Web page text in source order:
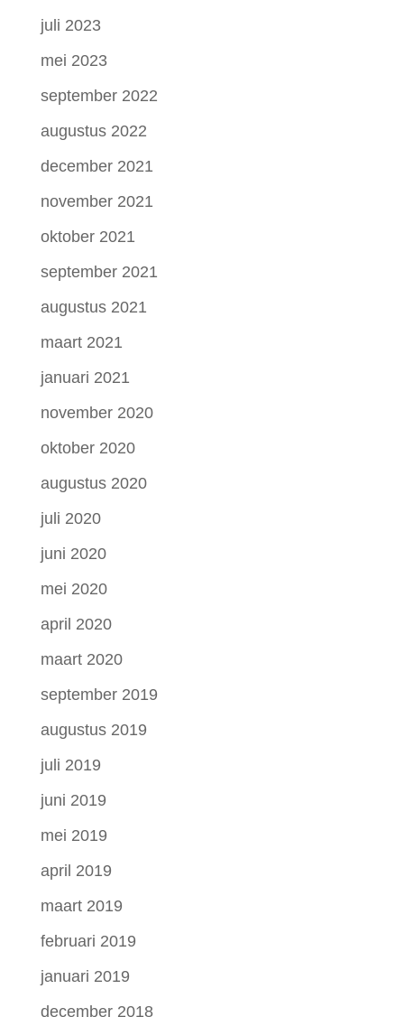
juli 2023
mei 2023
september 2022
augustus 2022
december 2021
november 2021
oktober 2021
september 2021
augustus 2021
maart 2021
januari 2021
november 2020
oktober 2020
augustus 2020
juli 2020
juni 2020
mei 2020
april 2020
maart 2020
september 2019
augustus 2019
juli 2019
juni 2019
mei 2019
april 2019
maart 2019
februari 2019
januari 2019
december 2018